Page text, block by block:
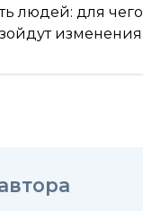
людей: для
изменения